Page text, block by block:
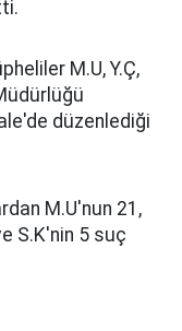
M.U, Y.Ç,
düzenlediği
M.U'nun 21,
S.K'nin 5 suç